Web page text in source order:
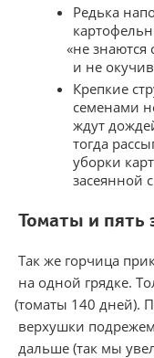
Редька
«не знаются
и не
Крепкие
семенами
ждут
тогда
уборки
засеянной
Томаты и пять
Так же горчица
на одной грядке.
(томаты 140 дней).
верхушки
дальше (так мы